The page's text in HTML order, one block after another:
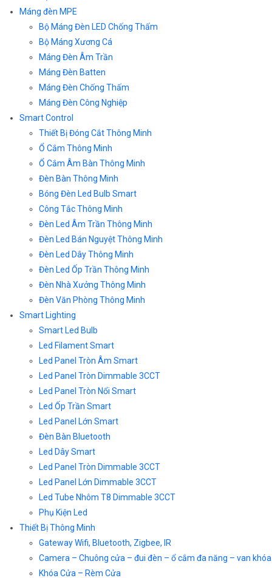
Máng đèn MPE
Bộ Máng Đèn LED Chống Thấm
Bộ Máng Xương Cá
Máng Đèn Âm Trần
Máng Đèn Batten
Máng Đèn Chống Thấm
Máng Đèn Công Nghiệp
Smart Control
Thiết Bị Đóng Cắt Thông Minh
Ổ Cắm Thông Minh
Ổ Cắm Âm Bàn Thông Minh
Đèn Bàn Thông Minh
Bóng Đèn Led Bulb Smart
Công Tắc Thông Minh
Đèn Led Âm Trần Thông Minh
Đèn Led Bán Nguyệt Thông Minh
Đèn Led Dây Thông Minh
Đèn Led Ốp Trần Thông Minh
Đèn Nhà Xưởng Thông Minh
Đèn Văn Phòng Thông Minh
Smart Lighting
Smart Led Bulb
Led Filament Smart
Led Panel Tròn Âm Smart
Led Panel Tròn Dimmable 3CCT
Led Panel Tròn Nổi Smart
Led Ốp Trần Smart
Led Panel Lớn Smart
Đèn Bàn Bluetooth
Led Dây Smart
Led Panel Tròn Dimmable 3CCT
Led Panel Lớn Dimmable 3CCT
Led Tube Nhôm T8 Dimmable 3CCT
Phụ Kiện Led
Thiết Bị Thông Minh
Gateway Wifi, Bluetooth, Zigbee, IR
Camera – Chuông cửa – đui đèn – ổ cắm đa năng – van khóa
Khóa Cửa – Rèm Cửa